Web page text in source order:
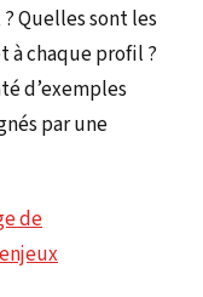
Quelles sont les
à chaque profil ?
d’exemples
par une
de